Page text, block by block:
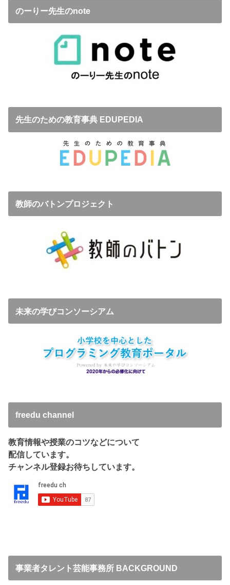
のーりー先生のnote
先生のための教育事典 EDUPEDIA
教師のバトンプロジェクト
未来の学びコンソーシアム
freedu channel
教育情報や授業のコツなどについて
配信しています。
チャンネル登録お待ちしています。
事業者タレント芸能事務所 BACKGROUND